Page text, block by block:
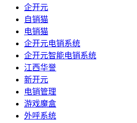
企开元
自销猫
电销猫
企开元电销系统
企开元智能电销系统
江西华誉
新开元
电销管理
游戏魔盒
外呼系统